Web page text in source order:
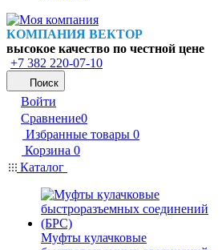
КОМПАНИЯ ВЕКТОР
высокое качество по честной цене
+7 382 220-07-10
Поиск
Войти
Сравнение0
Избранные товары 0
Корзина 0
Каталог
Муфты кулачковые